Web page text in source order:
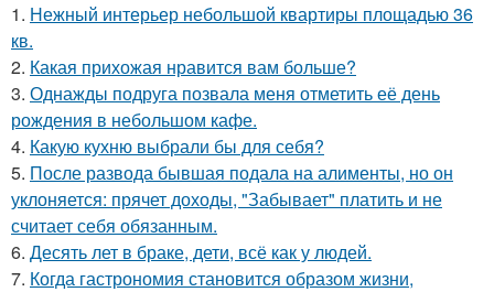
1. Нежный интерьер небольшой квартиры площадью 36
кв.
2. Какая прихожая нравится вам больше?
3. Однажды подруга позвала меня отметить её день
рождения в небольшом кафе.
4. Какую кухню выбрали бы для себя?
5. После развода бывшая подала на алименты, но он
уклоняется: прячет доходы, "Забывает" платить и не
считает себя обязанным.
6. Десять лет в браке, дети, всё как у людей.
7. Когда гастрономия становится образом жизни,